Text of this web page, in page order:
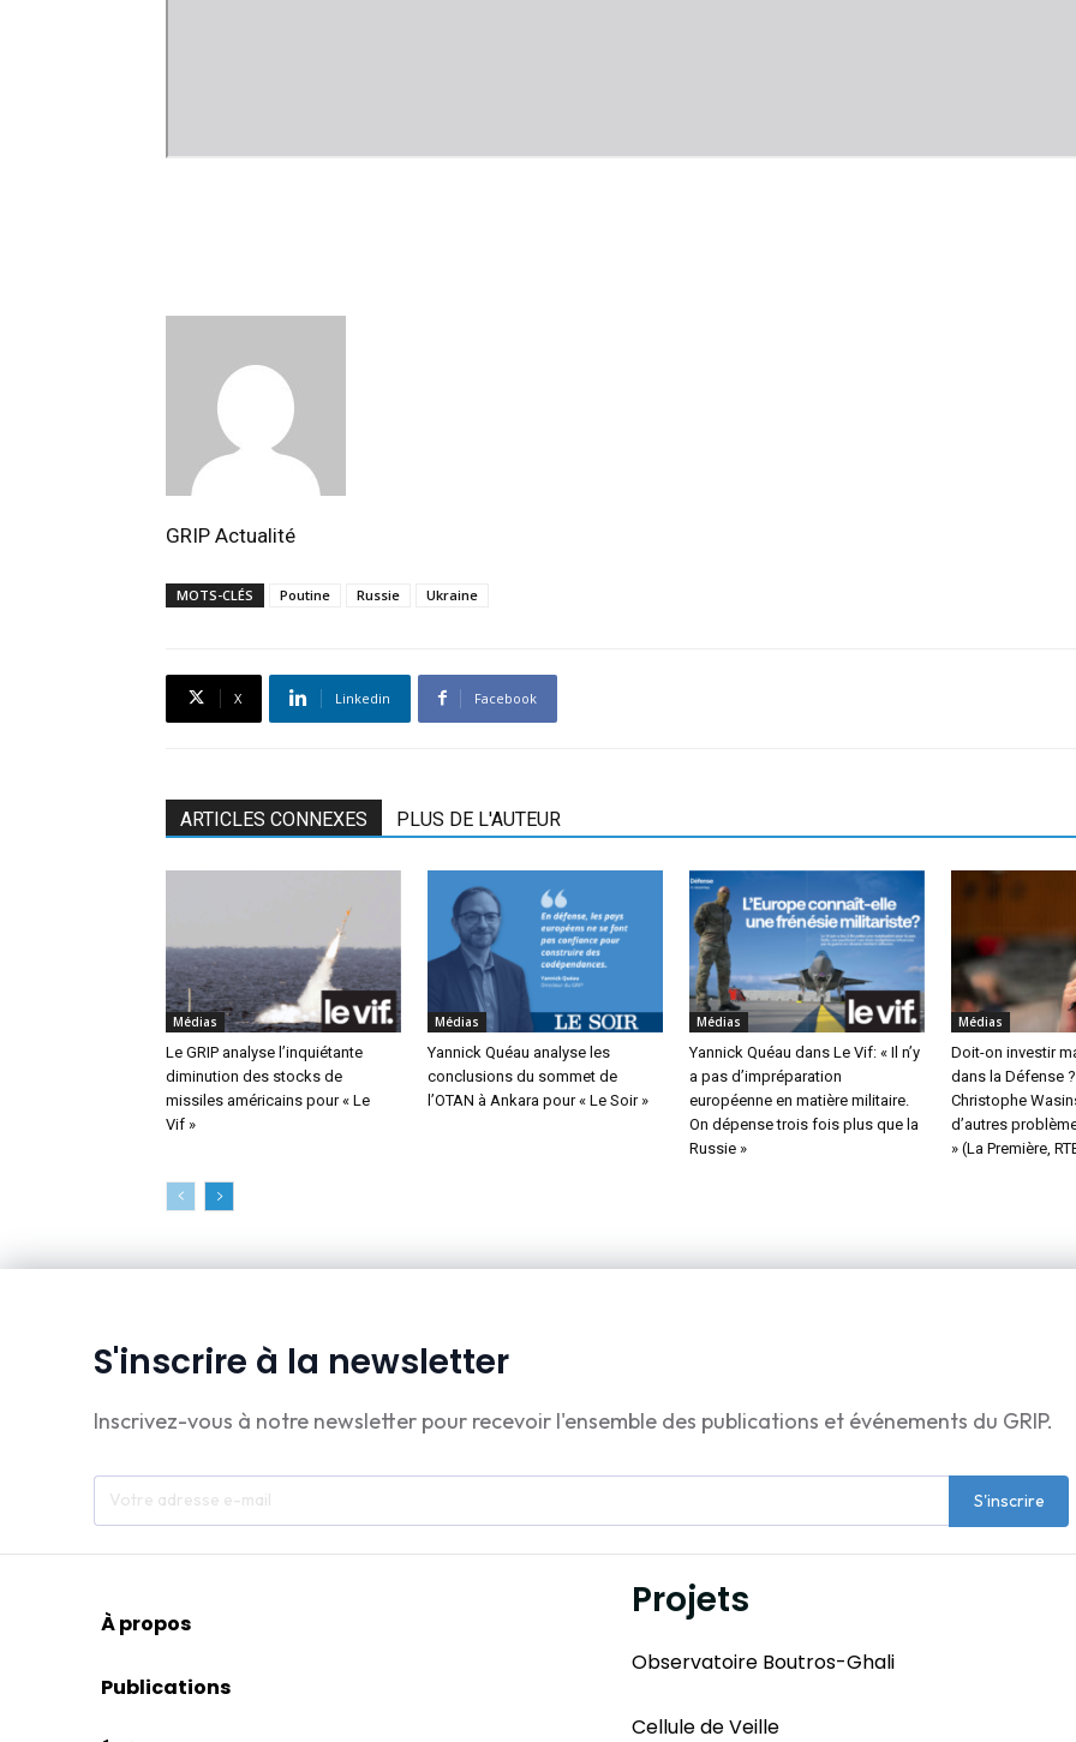
GRIP Actualité
MOTS-CLÉS Poutine Russie Ukraine
X Linkedin Facebook
ARTICLES CONNEXES PLUS DE L'AUTEUR
Médias
Le GRIP analyse l’inquiétante
diminution des stocks de
missiles américains pour « Le
Vif »
Médias
Yannick Quéau analyse les
conclusions du sommet de
l’OTAN à Ankara pour « Le Soir »
Médias
Yannick Quéau dans Le Vif: « Il n’y
a pas d’impréparation
européenne en matière militaire.
On dépense trois fois plus que la
Russie »
Médias
Doit-on investir
dans la Défense
Christophe
d’autres
» (La Première,
S'inscrire à la newsletter
Inscrivez-vous à notre newsletter pour recevoir l'ensemble des publications et événements du GRIP.
S'inscrire
À propos
Publications
Projets
Observatoire Boutros-Ghali
Cellule de Veille